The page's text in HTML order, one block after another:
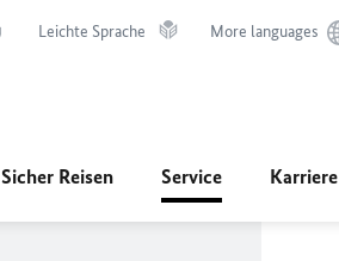
Leichte Sprache More languages
Sicher Reisen Service Karriere